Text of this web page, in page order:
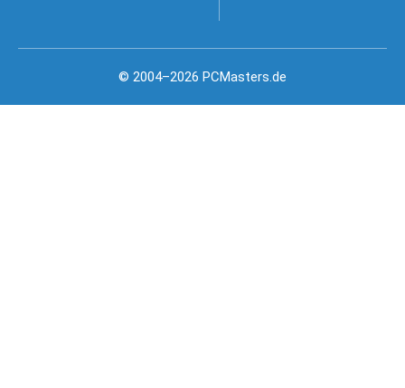
© 2004–2026 PCMasters.de